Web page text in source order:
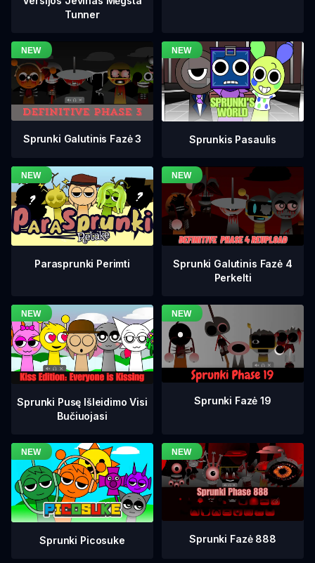
Tunner
Sprunki Galutinis Fazė 3 Sprunkis Pasaulis
Parasprunki Perimti
Sprunki Galutinis Fazė 4
Perkelti
Sprunki Pusę Išleidimo Visi
Bučiuojasi
Sprunki Fazė 19
Sprunki Picosuke Sprunki Fazė 888